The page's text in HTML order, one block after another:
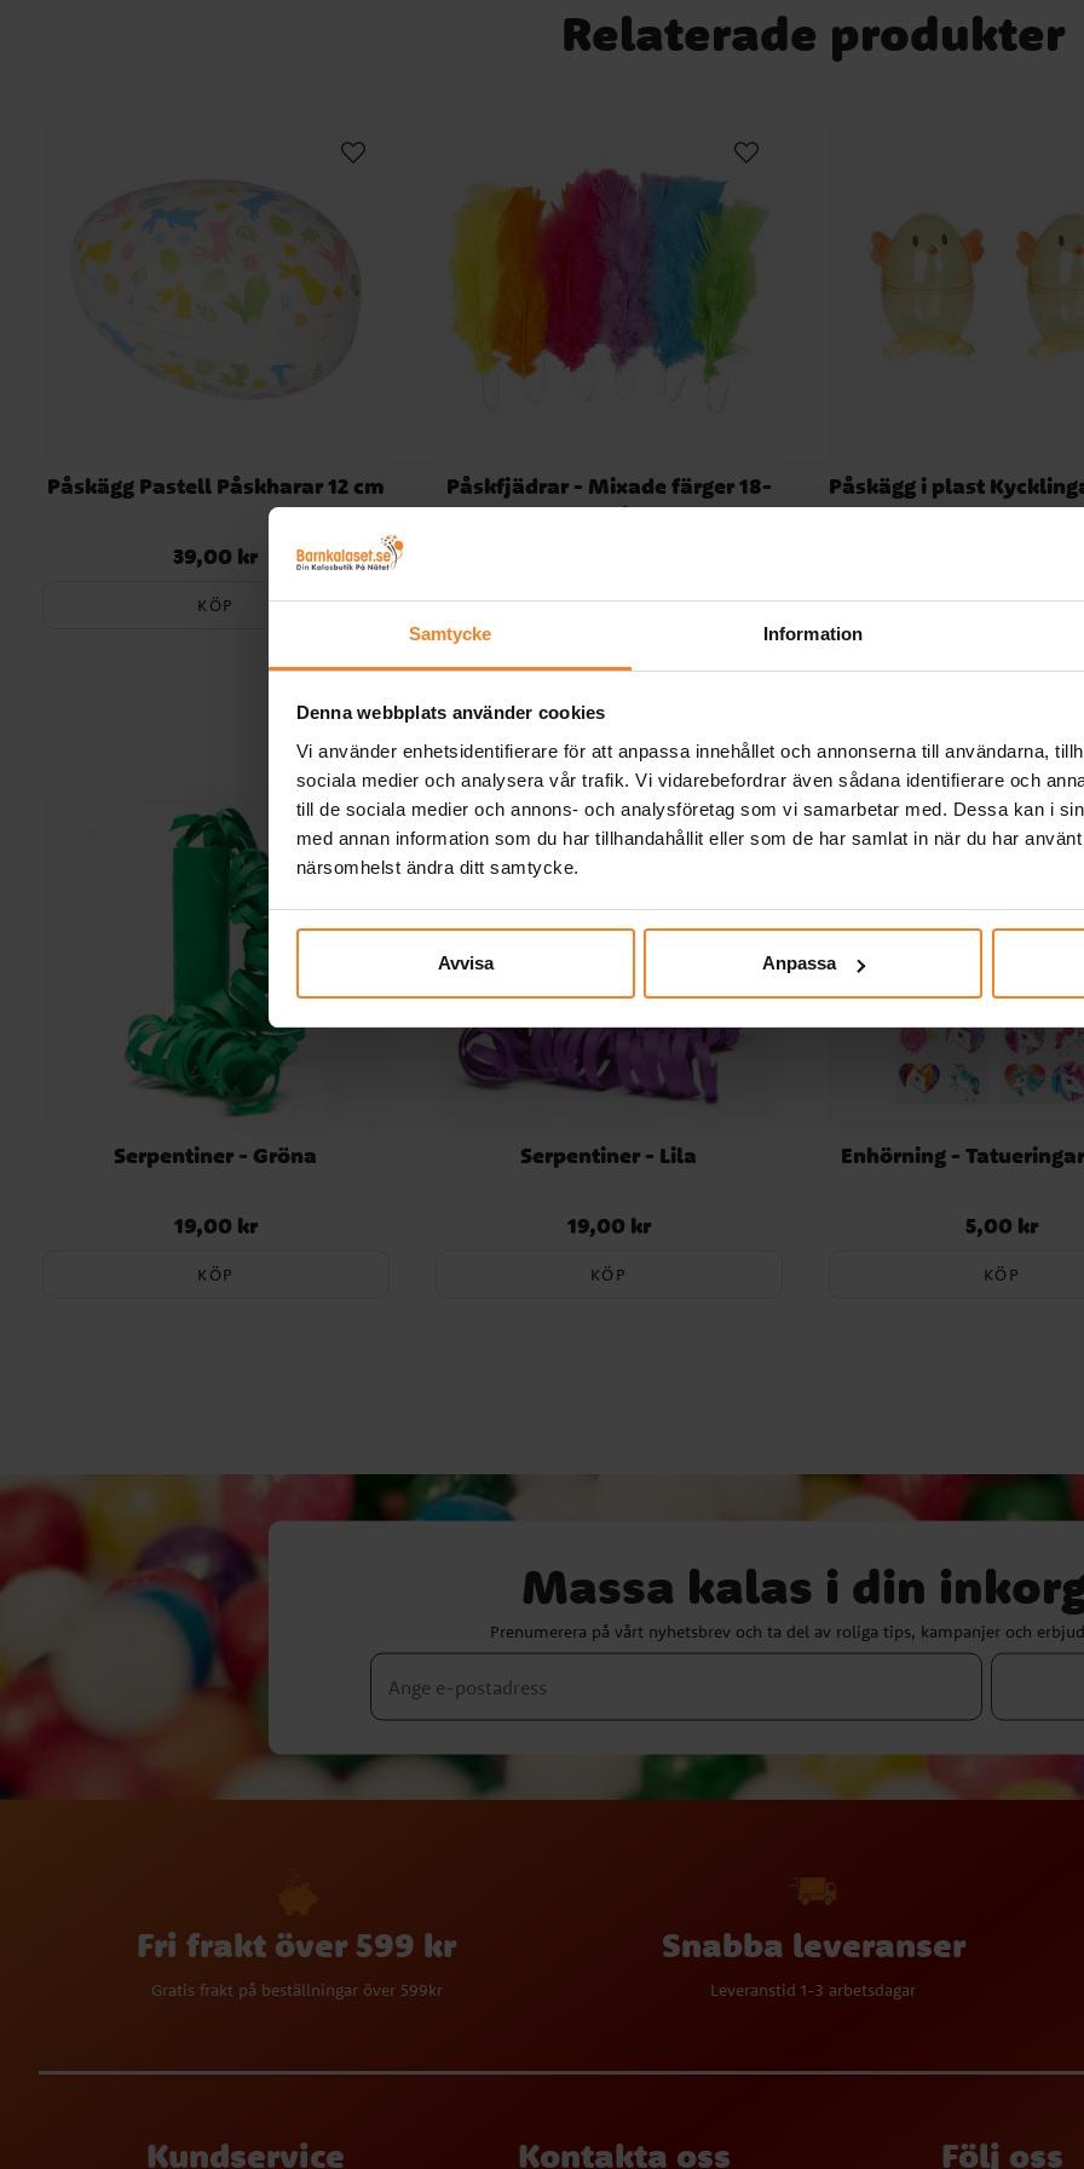
Samtycke Information
Denna webbplats använder cookies
Vi använder enhetsidentifierare för att anpassa innehållet och annonserna till användarna,
sociala medier och analysera vår trafik. Vi vidarebefordrar även sådana identifierare och
till de sociala medier och annons- och analysföretag som vi samarbetar med. Dessa kan i
med annan information som du har tillhandahållit eller som de har samlat in när du har
närsomhelst ändra ditt samtycke.
Avvisa Anpassa
Relaterade produkter
Påskägg Pastell Påskharar 12 cm
Pris:39,00 kr
39,00 kr
KÖP
Påskfjädrar - Mixade färger 18-
pack
KÖP
Påskägg i plast
KÖP
Serpentiner - Gröna
Pris:19,00 kr
19,00 kr
KÖP
Serpentiner - Lila
Pris:19,00 kr
19,00 kr
KÖP
Enhörning -
Pris:5,00 kr
5,00 kr
KÖP
Massa kalas i din
Prenumerera på vårt nyhetsbrev och ta del av roliga tips, kampanjer och
Fri frakt över 599 kr
Gratis frakt på beställningar över 599kr
Snabba leveranser
Leveranstid 1-3 arbetsdagar
Kundservice Kontakta oss Följ oss